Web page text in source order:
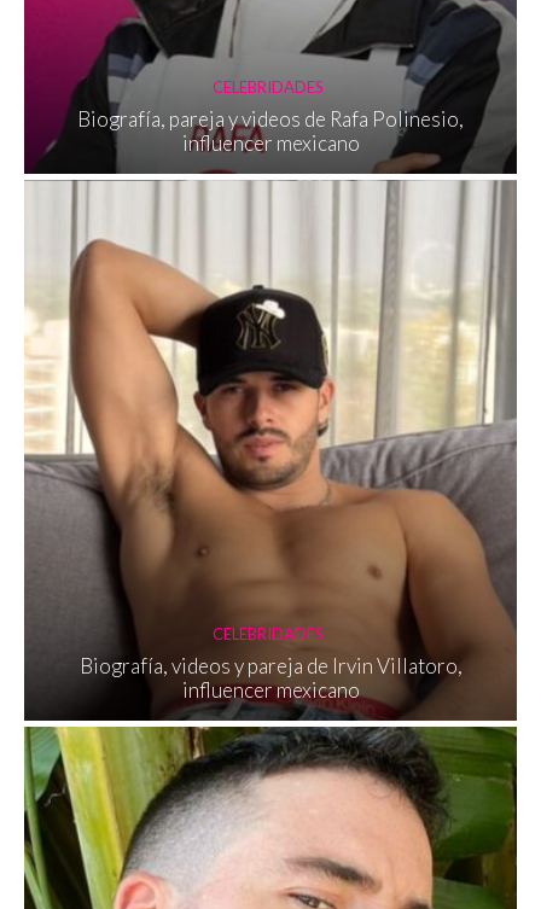
CELEBRIDADES
Biografía, pareja y videos de Rafa Polinesio,
influencer mexicano
CELEBRIDADES
Biografía, videos y pareja de Irvin Villatoro,
influencer mexicano